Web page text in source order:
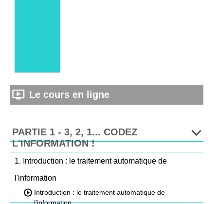
Le cours en ligne
PARTIE 1 - 3, 2, 1... CODEZ
L'INFORMATION !
1. Introduction : le traitement automatique de
l'information
Introduction : le traitement automatique de